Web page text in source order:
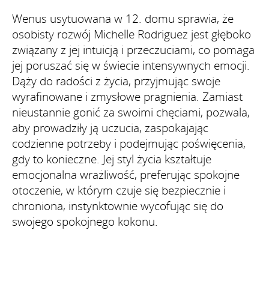
Wenus usytuowana w 12. domu sprawia, że
osobisty rozwój Michelle Rodriguez jest głęboko
związany z jej intuicją i przeczuciami, co pomaga
jej poruszać się w świecie intensywnych emocji.
Dąży do radości z życia, przyjmując swoje
wyrafinowane i zmysłowe pragnienia. Zamiast
nieustannie gonić za swoimi chęciami, pozwala,
aby prowadziły ją uczucia, zaspokajając
codzienne potrzeby i podejmując poświęcenia,
gdy to konieczne. Jej styl życia kształtuje
emocjonalna wrażliwość, preferując spokojne
otoczenie, w którym czuje się bezpiecznie i
chroniona, instynktownie wycofując się do
swojego spokojnego kokonu.